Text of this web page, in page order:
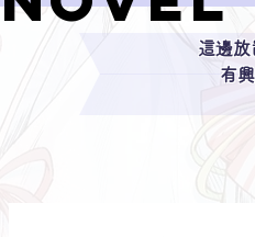
這邊
有